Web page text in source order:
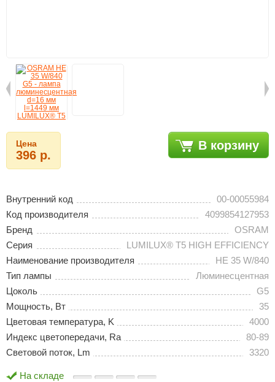
Цена
396 р.
В корзину
Внутренний код
00-00055984
Код производителя
4099854127953
Бренд
OSRAM
Серия
LUMILUX® T5 HIGH EFFICIENCY
Наименование производителя
HE 35 W/840
Тип лампы
Люминесцентная
Цоколь
G5
Мощность, Вт
35
Цветовая температура, K
4000
Индекс цветопередачи, Ra
80-89
Световой поток, Lm
3320
На складе